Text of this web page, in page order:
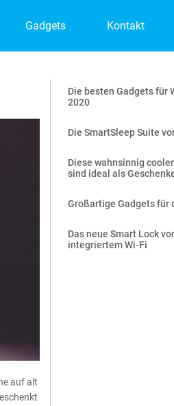
Gadgets Kontakt
auf alt
Die besten Gadgets für
2020
Die SmartSleep Suite
Diese wahnsinnig
sind ideal als
Großartige Gadgets für
Das neue Smart Lock
integriertem Wi-Fi